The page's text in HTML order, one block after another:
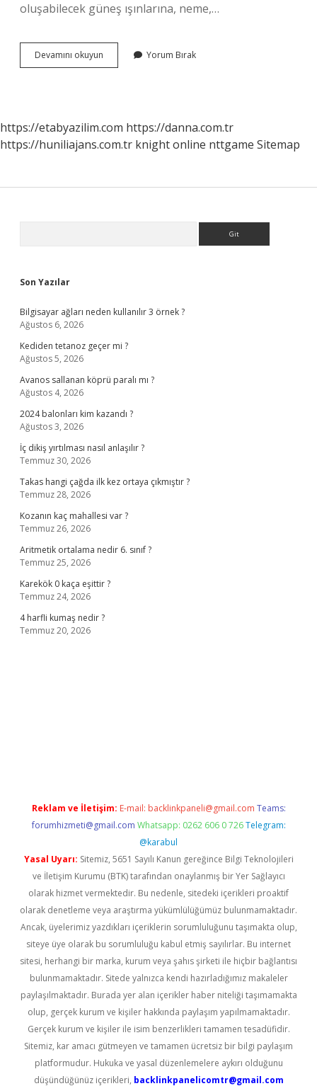
oluşabilecek güneş ışınlarına, neme,…
Devamını okuyun
Lake
Yorum Bırak
https://etabyazilim.com https://danna.com.tr
https://huniliajans.com.tr knight online nttgame Sitemap
Son Yazılar
Bilgisayar ağları neden kullanılır 3 örnek ?
Ağustos 6, 2026
Kediden tetanoz geçer mi ?
Ağustos 5, 2026
Avanos sallanan köprü paralı mı ?
Ağustos 4, 2026
2024 balonları kim kazandı ?
Ağustos 3, 2026
İç dikiş yırtılması nasıl anlaşılır ?
Temmuz 30, 2026
Takas hangi çağda ilk kez ortaya çıkmıştır ?
Temmuz 28, 2026
Kozanın kaç mahallesi var ?
Temmuz 26, 2026
Aritmetik ortalama nedir 6. sınıf ?
Temmuz 25, 2026
Karekök 0 kaça eşittir ?
Temmuz 24, 2026
4 harfli kumaş nedir ?
Temmuz 20, 2026
Reklam ve İletişim: E-mail: backlinkpaneli@gmail.com Teams:
forumhizmeti@gmail.com Whatsapp: 0262 606 0 726 Telegram:
@karabul
Yasal Uyarı: Sitemiz, 5651 Sayılı Kanun gereğince Bilgi Teknolojileri
ve İletişim Kurumu (BTK) tarafından onaylanmış bir Yer Sağlayıcı
olarak hizmet vermektedir. Bu nedenle, sitedeki içerikleri proaktif
olarak denetleme veya araştırma yükümlülüğümüz bulunmamaktadır.
Ancak, üyelerimiz yazdıkları içeriklerin sorumluluğunu taşımakta olup,
siteye üye olarak bu sorumluluğu kabul etmiş sayılırlar. Bu internet
sitesi, herhangi bir marka, kurum veya şahıs şirketi ile hiçbir bağlantısı
bulunmamaktadır. Sitede yalnızca kendi hazırladığımız makaleler
paylaşılmaktadır. Burada yer alan içerikler haber niteliği taşımamakta
olup, gerçek kurum ve kişiler hakkında paylaşım yapılmamaktadır.
Gerçek kurum ve kişiler ile isim benzerlikleri tamamen tesadüfidir.
Sitemiz, kar amacı gütmeyen ve tamamen ücretsiz bir bilgi paylaşım
platformudur. Hukuka ve yasal düzenlemelere aykırı olduğunu
düşündüğünüz içerikleri, backlinkpanelicomtr@gmail.com